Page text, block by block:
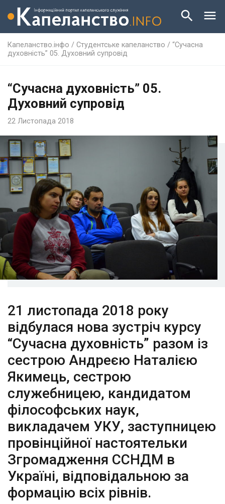
Капеланство.інфо / Студентське капеланство / “Сучасна
духовність” 05. Духовний супровід
“Сучасна духовність” 05.
Духовний супровід
22 Листопада 2018
21 листопада 2018 року
відбулася нова зустріч курсу
“Сучасна духовність” разом із
сестрою Андреєю Наталією
Якимець, сестрою
служебницею, кандидатом
філософських наук,
викладачем УКУ, заступницею
провінційної настоятельки
Згромадження ССНДМ в
Україні, відповідальною за
формацію всіх рівнів.